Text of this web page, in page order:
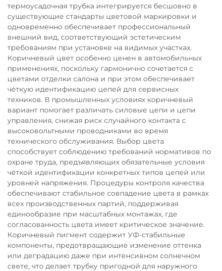
термоусадочная трубка интегрируется бесшовно в
существующие стандарты цветовой маркировки и
одновременно обеспечивает профессиональный
внешний вид, соответствующий эстетическим
требованиям при установке на видимых участках.
Коричневый цвет особенно ценен в автомобильных
применениях, поскольку гармонично сочетается с
цветами отделки салона и при этом обеспечивает
чёткую идентификацию цепей для сервисных
техников. В промышленных условиях коричневый
вариант помогает различать силовые цепи и цепи
управления, снижая риск случайного контакта с
высоковольтными проводниками во время
технического обслуживания. Выбор цвета
способствует соблюдению требований нормативов по
охране труда, предъявляющих обязательные условия
чёткой идентификации конкретных типов цепей или
уровней напряжения. Процедуры контроля качества
обеспечивают стабильное совпадение цвета в рамках
всех производственных партий, поддерживая
единообразие при масштабных монтажах, где
согласованность цвета имеет критическое значение.
Коричневый пигмент содержит УФ-стабильные
компоненты, предотвращающие изменение оттенка
или деградацию даже при интенсивном солнечном
свете, что делает трубку пригодной для наружного